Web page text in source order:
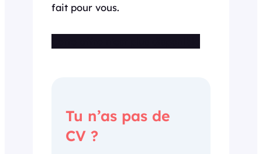
fait pour vous.
Tu n’as pas de
CV ?